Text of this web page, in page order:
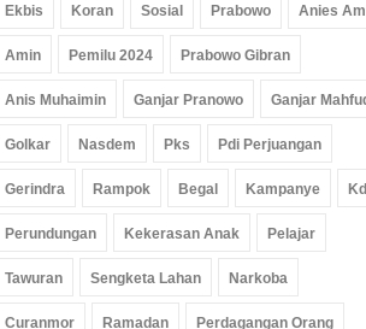
Pemerintahan
Ekbis Koran Sosial Prabowo Anies
Amin Pemilu 2024 Prabowo Gibran
Anis Muhaimin Ganjar Pranowo Ganjar
Golkar Nasdem Pks Pdi Perjuangan
Gerindra Rampok Begal Kampanye
Perundungan Kekerasan Anak Pelajar
Tawuran Sengketa Lahan Narkoba
Curanmor Ramadan Perdagangan Orang